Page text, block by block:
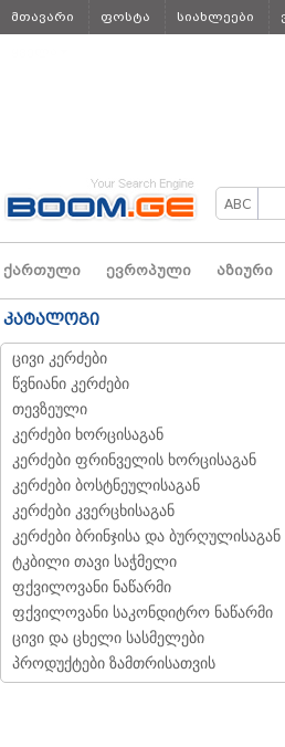
მთავარი ფოსტა სიახლეები
ქართული ევროპული აზიური
კატალოგი
ცივი კერძები
წვნიანი კერძები
თევზეული
კერძები ხორცისაგან
კერძები ფრინველის ხორცისაგან
კერძები ბოსტნეულისაგან
კერძები კვერცხისაგან
კერძები ბრინჯისა და ბურღულისაგან
ტკბილი თავი საჭმელი
ფქვილოვანი ნაწარმი
ფქვილოვანი საკონდიტრო ნაწარმი
ცივი და ცხელი სასმელები
პროდუქტები ზამთრისათვის